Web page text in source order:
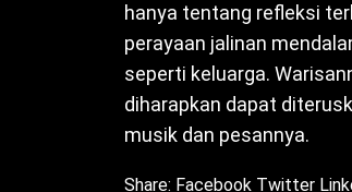
hanya tentang refleksi
perayaan jalinan
seperti keluarga.
diharapkan dapat
musik dan pesannya.
Share: Facebook Twitter